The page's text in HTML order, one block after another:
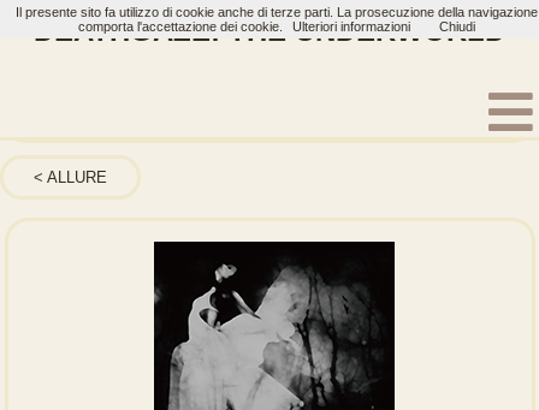
DEATHGAZE: THE UNDERWORLD
ALLURE
Il presente sito fa utilizzo di cookie anche di terze parti. La prosecuzione della navigazione
comporta l'accettazione dei cookie.
Ulteriori informazioni Chiudi